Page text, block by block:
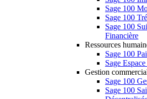
Sage 100
Sage 100
Sage 100
Financière
Ressources
Sage 100
Sage
Gestion
Sage 100
Sage 100